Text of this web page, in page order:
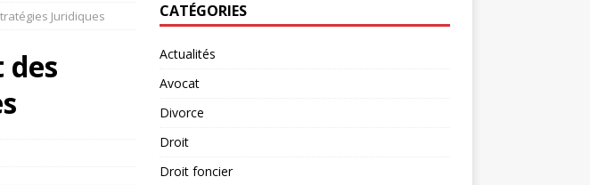
Juridiques
des
CATÉGORIES
Actualités
Avocat
Divorce
Droit
Droit foncier